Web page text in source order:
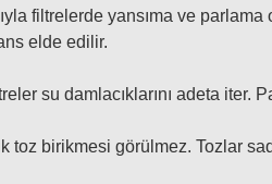
filtrelerde yansıma ve parlama
elde edilir.
su damlacıklarını adeta iter.
toz birikmesi görülmez. Tozlar